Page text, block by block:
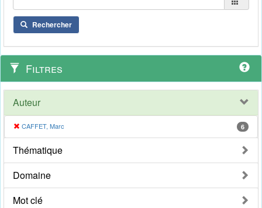
Rechercher
Filtres
Auteur
CAFFET, Marc 6
Thématique
Domaine
Mot clé